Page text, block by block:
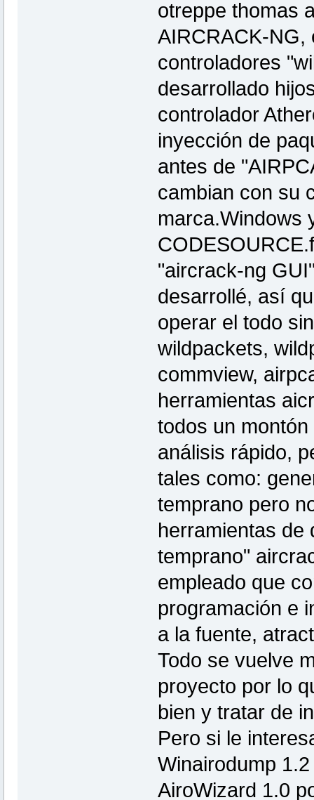
otreppe thomas
AIRCRACK-NG,
controladores
desarrollado
controlador
inyección de
antes de
cambian con su
marca.Windows
"aircrack-ng
desarrollé, así
operar el todo
wildpackets,
commview,
herramientas
todos un
análisis rápido,
tales como:
temprano pero
herramientas de
temprano"
empleado que
programación e
a la fuente,
Todo se vuelve
proyecto por lo
bien y tratar de
Pero si le
Winairodump
AiroWizard 1.0